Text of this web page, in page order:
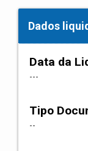
Dados
Data da
---
Tipo
--